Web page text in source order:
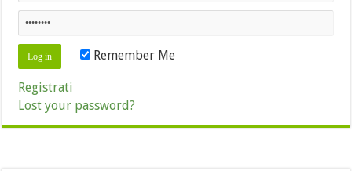
Remember Me
Registrati
Lost your password?